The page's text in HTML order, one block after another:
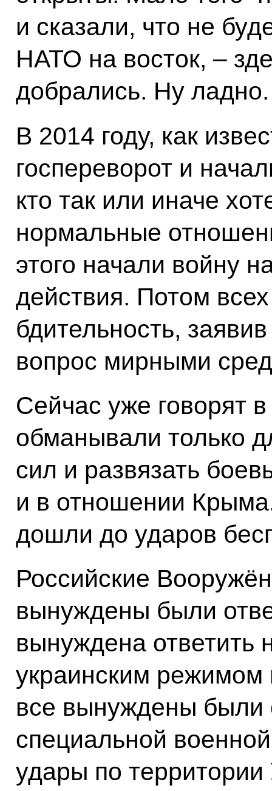
и сказали, что не
НАТО на восток, –
добрались. Ну ладно.
В 2014 году, как
госпереворот и
кто так или иначе
нормальные
этого начали войну
действия. Потом
бдительность,
вопрос мирными
Сейчас уже говорят
обманывали только
сил и развязать
и в отношении
дошли до ударов
Российские
вынуждены были
вынуждена ответить
украинским
все вынуждены были
специальной
удары по